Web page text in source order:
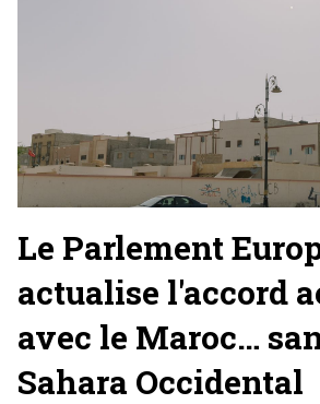
Le Parlement
actualise l'accord
avec le Maroc…
Sahara Occidental